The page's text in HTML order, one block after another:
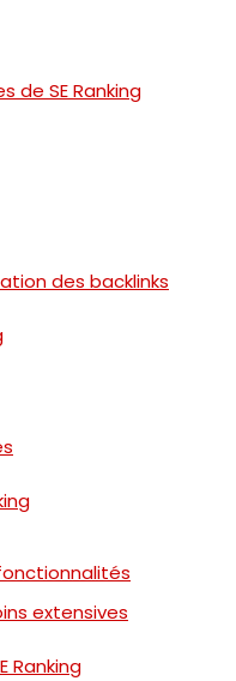
de SE Ranking
des backlinks
extensives
Ranking